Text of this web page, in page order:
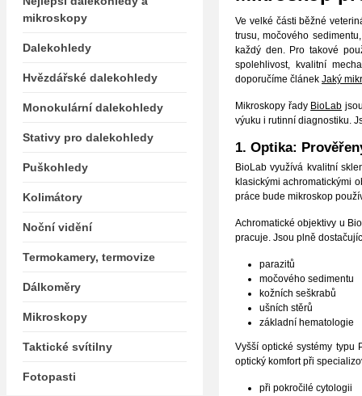
Ve velké části běžné
trusu, močového
každý den. Pro takové
spolehlivost, kvalitní
doporučíme článek Jaký
Mikroskopy řady BioLab
výuku i rutinní diagnostiku.
1. Optika:
BioLab využívá kvalitní
klasickými achromatickými
práce bude mikroskop
Achromatické objektivy u
pracuje. Jsou plně
parazitů
močového sedimentu
kožních seškrabů
ušních stěrů
základní hematologie
Vyšší optické systémy typu
optický komfort při
při pokročilé cytologii
mikroskopy
Dalekohledy
Hvězdářské dalekohledy
Monokulární dalekohledy
Stativy pro dalekohledy
Puškohledy
Kolimátory
Noční vidění
Termokamery, termovize
Dálkoměry
Mikroskopy
Taktické svítilny
Fotopasti